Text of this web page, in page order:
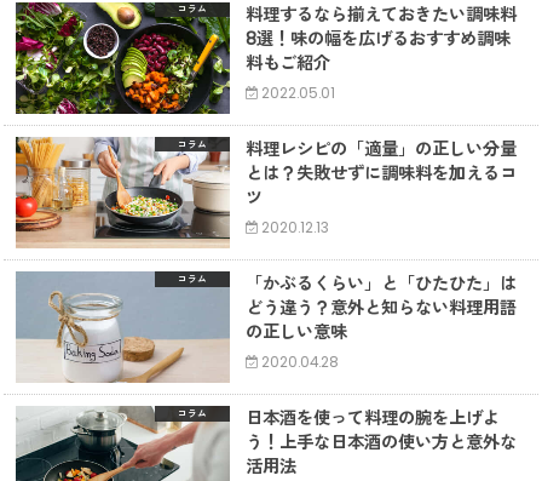
コラム
料理するなら揃えておきたい調味料
8選！味の幅を広げるおすすめ調味
料もご紹介
2022.05.01
コラム
料理レシピの「適量」の正しい分量
とは？失敗せずに調味料を加えるコ
ツ
2020.12.13
コラム
「かぶるくらい」と「ひたひた」は
どう違う？意外と知らない料理用語
の正しい意味
2020.04.28
コラム
日本酒を使って料理の腕を上げよ
う！上手な日本酒の使い方と意外な
活用法